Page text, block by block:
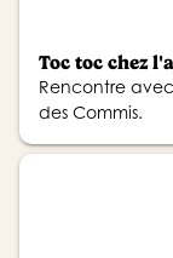
Toc toc chez
Rencontre
des Commis.